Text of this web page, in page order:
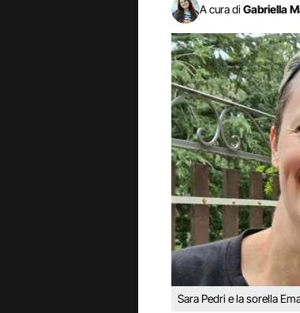
A cura di Gabriella
Sara Pedri e la sorella